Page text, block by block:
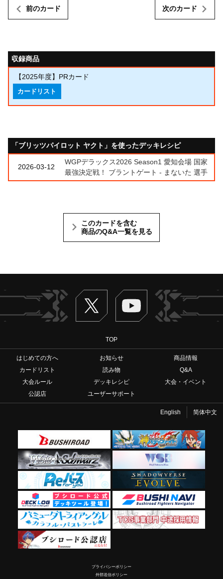
前のカード 次のカード
収録商品
【2025年度】PRカード
カードリスト
「ブリッツパイロット ヤクト」を使ったデッキレシピ
2026-03-12
WGPデラックス2026 Season1 愛知会場 国家
最強決定戦！ ブラントゲート - まないた 選手
このカードを含む
商品のQ&A一覧を見る
Twitter ヴァンガードch
TOP
はじめての方へ お知らせ
商品情報
カードリスト
読み物
Q&A
大会ルール
デッキレシピ
大会・イベント
公認店
ユーザーサポート
English 简体中文
プライバシーポリシー
外部送信ポリシー